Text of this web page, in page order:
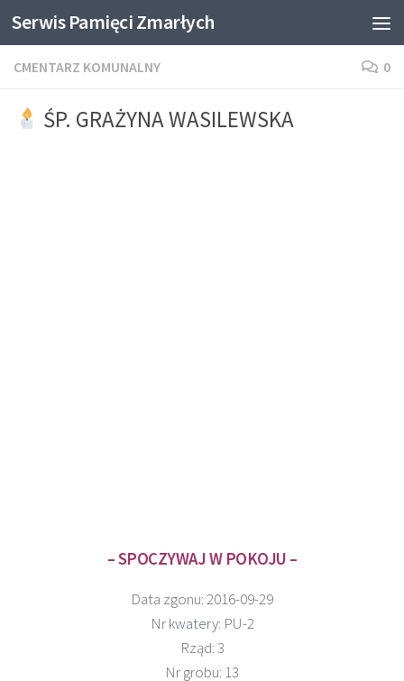
Skip to content
Serwis Pamięci Zmarłych
CMENTARZ KOMUNALNY 0
ŚP. GRAŻYNA WASILEWSKA
– SPOCZYWAJ W POKOJU –
Data zgonu: 2016-09-29
Nrkwatery: PU-2
Rząd: 3
Nr grobu: 13